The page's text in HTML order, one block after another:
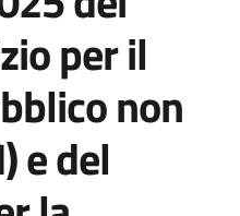
per il
non
e del